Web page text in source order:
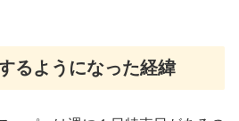
るようになった経緯